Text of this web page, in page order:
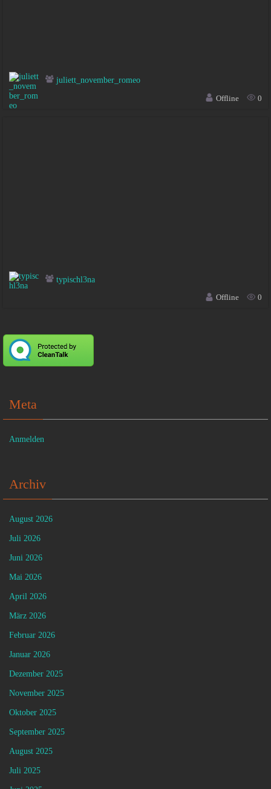
juliett_november_romeo
Offline
0
typischl3na
Offline
0
Meta
Anmelden
Archiv
August 2026
Juli 2026
Juni 2026
Mai 2026
April 2026
März 2026
Februar 2026
Januar 2026
Dezember 2025
November 2025
Oktober 2025
September 2025
August 2025
Juli 2025